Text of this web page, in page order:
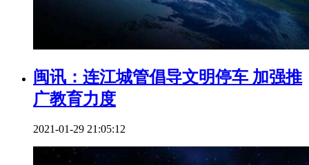
闽讯：连江城管倡导文明停车 加强推
广教育力度
2021-01-29 21:05:12